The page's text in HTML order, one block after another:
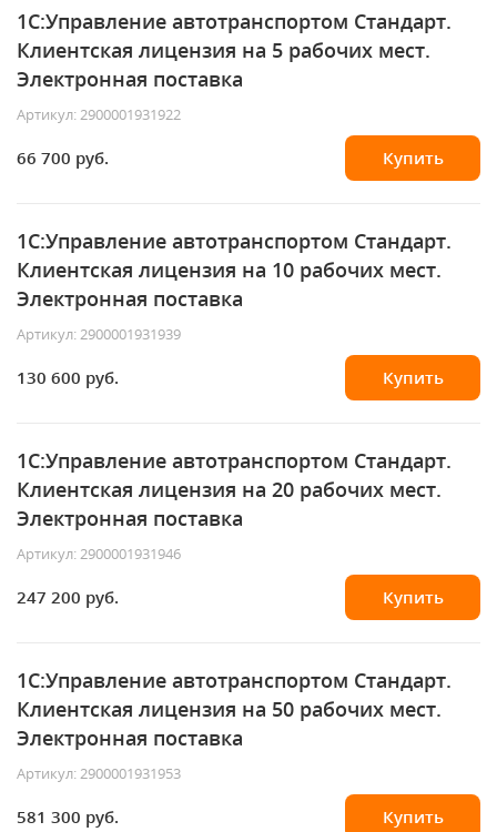
1С:Управление автотранспортом Стандарт.
Клиентская лицензия на 5 рабочих мест.
Электронная поставка
Артикул: 2900001931922
66 700 руб. Купить
1С:Управление автотранспортом Стандарт.
Клиентская лицензия на 10 рабочих мест.
Электронная поставка
Артикул: 2900001931939
130 600 руб. Купить
1С:Управление автотранспортом Стандарт.
Клиентская лицензия на 20 рабочих мест.
Электронная поставка
Артикул: 2900001931946
247 200 руб. Купить
1С:Управление автотранспортом Стандарт.
Клиентская лицензия на 50 рабочих мест.
Электронная поставка
Артикул: 2900001931953
581 300 руб. Купить